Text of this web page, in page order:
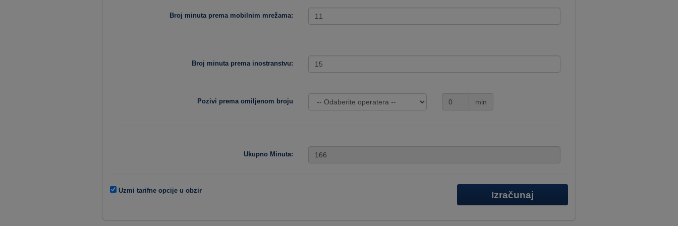
Broj minuta prema mobilnim mrežama:
Broj minuta prema inostranstvu:
Pozivi prema omiljenom broju min
Ukupno Minuta:
Uzmi tarifne opcije u obzir Izračunaj